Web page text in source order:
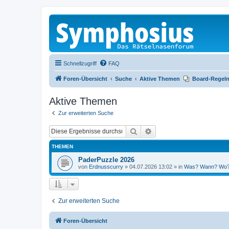
Schnellzugriff FAQ
Foren-Übersicht Suche Aktive Themen Board-Regeln
Aktive Themen
Zur erweiterten Suche
Suche
THEMEN
PaderPuzzle 2026
von Erdnusscurry » 04.07.2026 13:02 » in Was? Wann?
Zur erweiterten Suche
Foren-Übersicht